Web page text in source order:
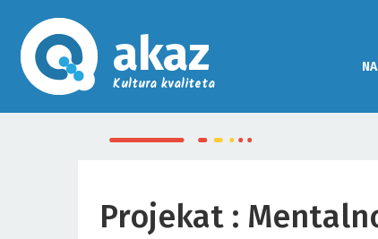
akaz
Kultura kvaliteta
Projekat :